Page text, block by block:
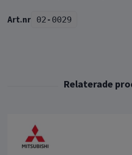
02-0029